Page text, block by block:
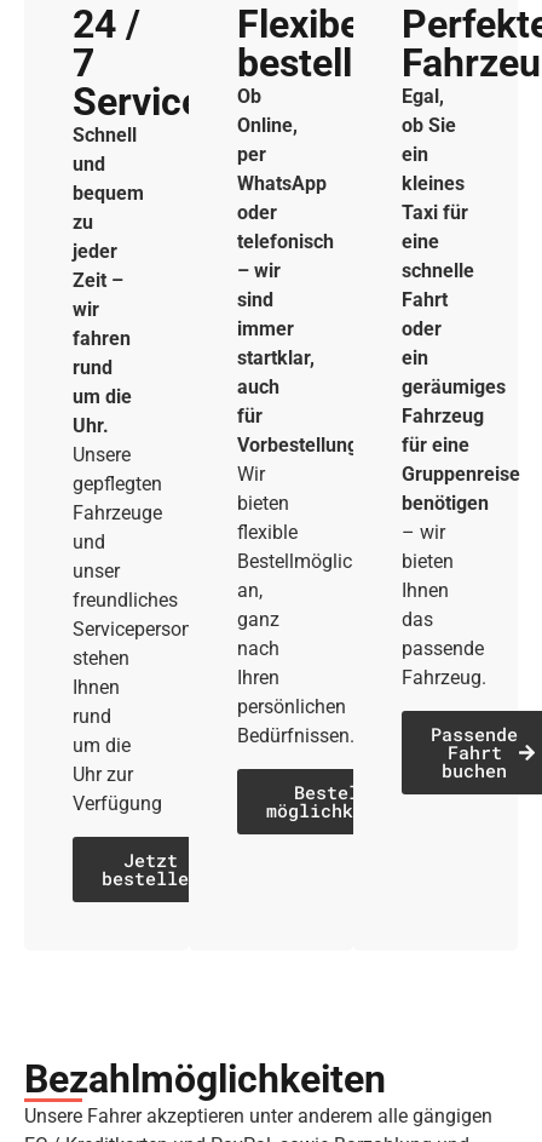
24 /
7
Service
Schnell
und
bequem
zu
jeder
Zeit –
wir
fahren
rund
um die
Uhr.
Unsere
gepflegten
Fahrzeuge
und
unser
freundliches
Servicepersonal
stehen
Ihnen
rund
um die
Uhr zur
Verfügung
Jetzt
bestellen
Flexibel
bestellen
Ob
Online,
per
WhatsApp
oder
telefonisch
– wir
sind
immer
startklar,
auch
für
Vorbestellungen.
Wir
bieten
flexible
Bestellmöglichkeiten
an,
ganz
nach
Ihren
persönlichen
Bedürfnissen.
Bestell­
möglichkeiten
Egal,
ob Sie
ein
kleines
Taxi für
eine
schnelle
Fahrt
oder
ein
geräumiges
Fahrzeug
für eine
Gruppenreise
benötigen
– wir
bieten
Ihnen
das
passende
Fahrzeug.
Passende
Fahrt
buchen
Bezahl­möglich­keiten
Unsere Fahrer akzeptieren unter anderem alle gängigen